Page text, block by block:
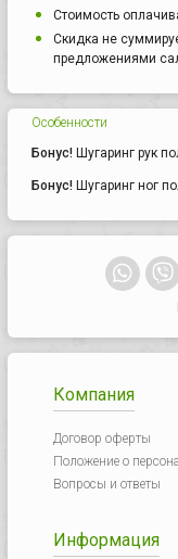
Стоимость
Скидка не
предложениями
Особенности
Бонус! Шугаринг рук
Бонус! Шугаринг ног
Компания
Договор оферты
Положение о
Вопросы и ответы
Информация